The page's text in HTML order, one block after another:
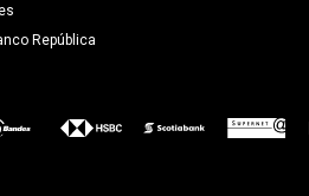
República